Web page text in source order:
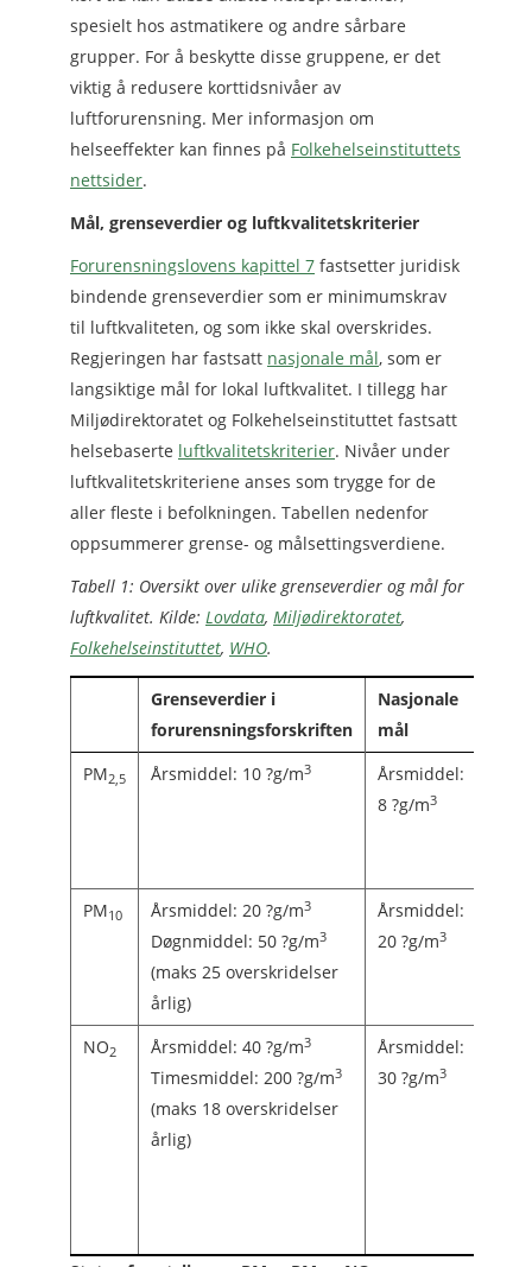
spesielt hos astmatikere og andre sårbare
grupper. For å beskytte disse gruppene, er det
viktig å redusere korttidsnivåer av
luftforurensning. Mer informasjon om
helseeffekter kan finnes på Folkehelseinstituttets
nettsider.
Mål, grenseverdier og luftkvalitetskriterier
Forurensningslovens kapittel 7 fastsetter juridisk
bindende grenseverdier som er minimumskrav
til luftkvaliteten, og som ikke skal overskrides.
Regjeringen har fastsatt nasjonale mål, som er
langsiktige mål for lokal luftkvalitet. I tillegg har
Miljødirektoratet og Folkehelseinstituttet fastsatt
helsebaserte luftkvalitetskriterier. Nivåer under
luftkvalitetskriteriene anses som trygge for de
aller fleste i befolkningen. Tabellen nedenfor
oppsummerer grense- og målsettingsverdiene.
Tabell 1: Oversikt over ulike grenseverdier og mål for
luftkvalitet. Kilde: Lovdata, Miljødirektoratet,
Folkehelseinstituttet, WHO.
Grenseverdier i
forurensningsforskriften
Nasjonale
mål
PM2,5 Årsmiddel: 10 ?g/m3
Årsmiddel:
8 ?g/m3
PM10 Årsmiddel: 20 ?g/m3
Døgnmiddel: 50 ?g/m3
(maks 25 overskridelser
årlig)
Årsmiddel:
20 ?g/m3
NO2 Årsmiddel: 40 ?g/m3
Timesmiddel: 200 ?g/m3
(maks 18 overskridelser
årlig)
Årsmiddel:
30 ?g/m3